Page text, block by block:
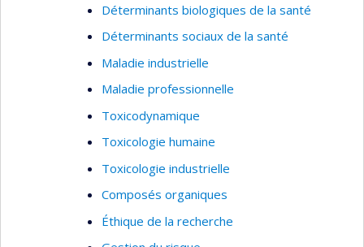
Déterminants biologiques de la santé
Déterminants sociaux de la santé
Maladie industrielle
Maladie professionnelle
Toxicodynamique
Toxicologie humaine
Toxicologie industrielle
Composés organiques
Éthique de la recherche